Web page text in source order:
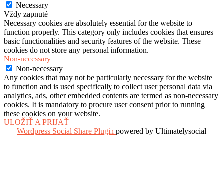
Necessary
Vždy zapnuté
Necessary cookies are absolutely essential for the website to
function properly. This category only includes cookies that ensures
basic functionalities and security features of the website. These
cookies do not store any personal information.
Non-necessary
Non-necessary
Any cookies that may not be particularly necessary for the website
to function and is used specifically to collect user personal data via
analytics, ads, other embedded contents are termed as non-necessary
cookies. It is mandatory to procure user consent prior to running
these cookies on your website.
ULOŽIŤ A PRIJAŤ
Wordpress Social Share Plugin powered by Ultimatelysocial